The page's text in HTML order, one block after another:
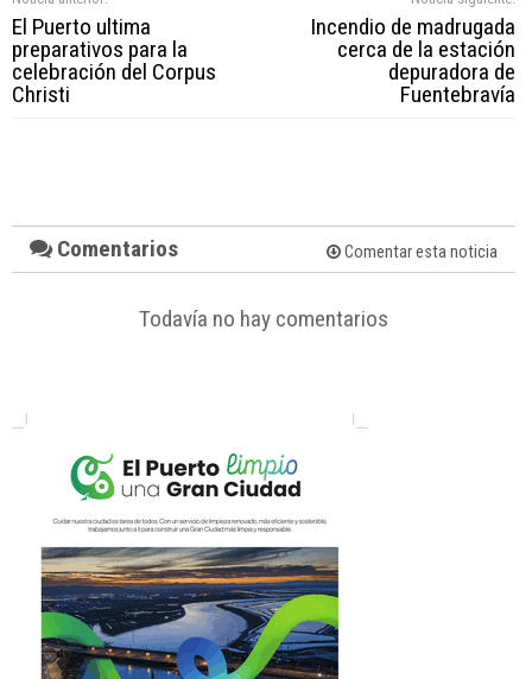
El Puerto ultima
preparativos para la
celebración del Corpus
Christi
Incendio de madrugada
cerca de la estación
depuradora de
Fuentebravía
Comentarios Comentar esta noticia
Todavía no hay comentarios